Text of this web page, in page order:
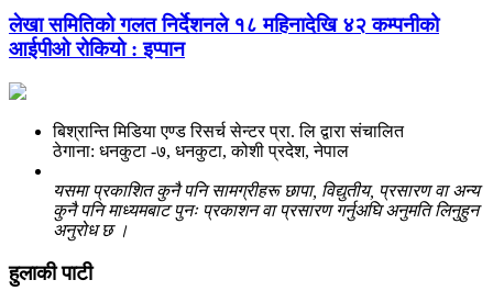
लेखा समितिको गलत निर्देशनले १८ महिनादेखि ४२ कम्पनीको
आईपीओ रोकियो : इप्पान
बिश्रान्ति मिडिया एण्ड रिसर्च सेन्टर प्रा. लि द्वारा संचालित
ठेगाना: धनकुटा -७, धनकुटा, कोशी प्रदेश, नेपाल
यसमा प्रकाशित कुनै पनि सामग्रीहरू छापा, विद्युतीय, प्रसारण वा अन्य
कुनै पनि माध्यमबाट पुनः प्रकाशन वा प्रसारण गर्नुअघि अनुमति लिनुहुन
अनुरोध छ ।
हुलाकी पाटी